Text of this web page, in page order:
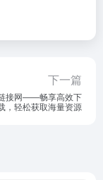
下一篇
接网——畅享高效下
，轻松获取海量资源